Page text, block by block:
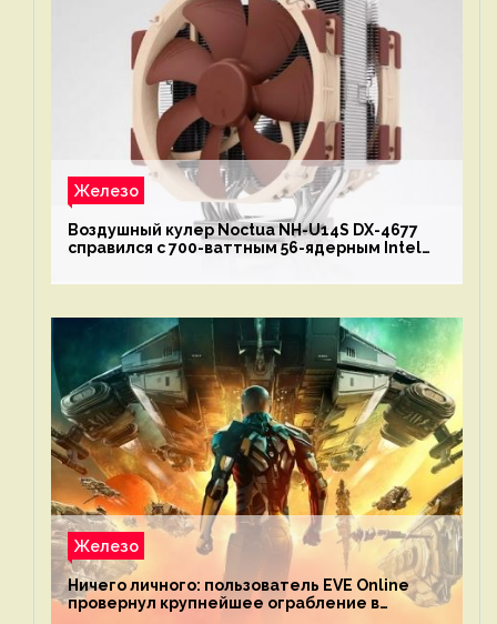
Железо
Воздушный кулер Noctua NH-U14S DX-4677
справился с 700-ваттным 56-ядерным Intel
Железо
Ничего личного: пользователь EVE Online
провернул крупнейшее ограбление в